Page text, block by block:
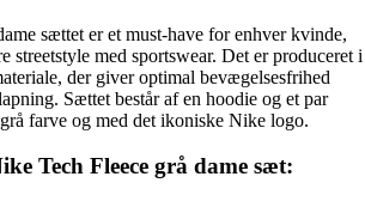
sættet er et must-have for enhver kvinde,
streetstyle med sportswear. Det er produceret i
der giver optimal bevægelsesfrihed
Sættet består af en hoodie og et par
farve og med det ikoniske Nike logo.
Tech Fleece grå dame sæt: